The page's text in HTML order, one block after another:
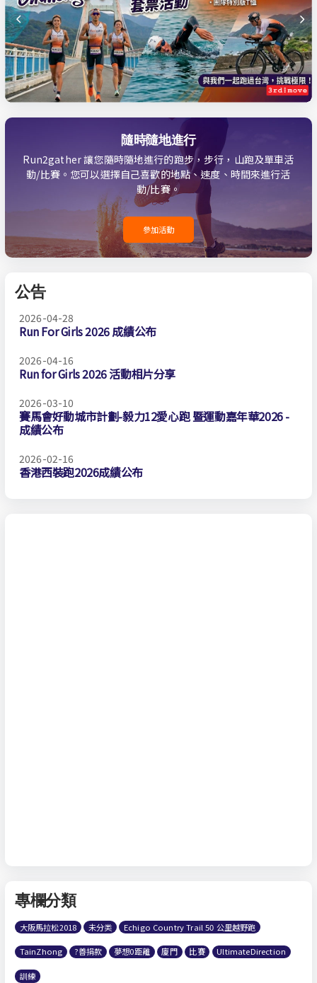
隨時隨地進行
Run2gather 讓您隨時隨地進行的跑步，步行，山跑及單車活
動/比賽。您可以選擇自己喜歡的地點、速度、時間來進行活
動/比賽。
參加活動
公告
2026-04-28
Run For Girls 2026 成績公布
2026-04-16
Run for Girls 2026 活動相片分享
2026-03-10
賽馬會好動城市計劃-毅力12愛心跑 暨運動嘉年華2026 -
成績公布
2026-02-16
香港西裝跑2026成績公布
專欄分類
大阪馬拉松2018 未分类 Echigo Country Trail 50 公里越野跑
TainZhong ?善捐款 夢想0距離 廈門 比賽 UltimateDirection
訓練